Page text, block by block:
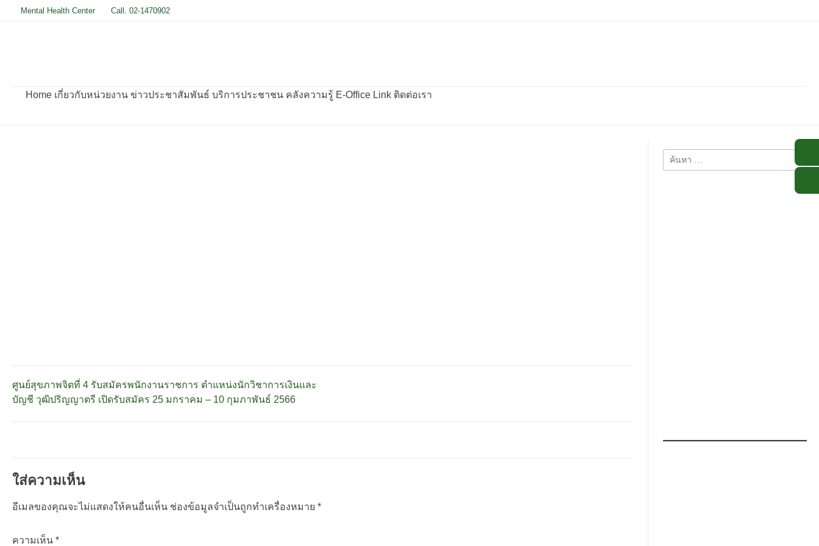
Mental Health Center Call. 02-1470902
Home เกี่ยวกับหน่วยงานข่าวประชาสัมพันธ์บริการประชาชนคลังความรู้E-OfficeLink ติดต่อเรา
แนะแนว
ศูนย์สุขภาพจิตที่ 4 รับสมัครพนักงานราชการ ตำแหน่งนักวิชาการเงินและ
บัญชี วุฒิปริญญาตรี เปิดรับสมัคร 25 มกราคม – 10 กุมภาพันธ์ 2566
ใส่ความเห็น
อีเมลของคุณจะไม่แสดงให้คนอื่นเห็น ช่องข้อมูลจำเป็นถูกทำเครื่องหมาย*
ความเห็น*
ค้นหา
สำหรับ: